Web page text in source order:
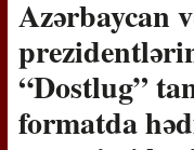
Azərbaycan
“Dostlug”
formatda